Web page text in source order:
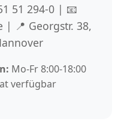
51 294-0 | 📧
| 📍 Georgstr. 38,
Mo-Fr 8:00-18:00
verfügbar